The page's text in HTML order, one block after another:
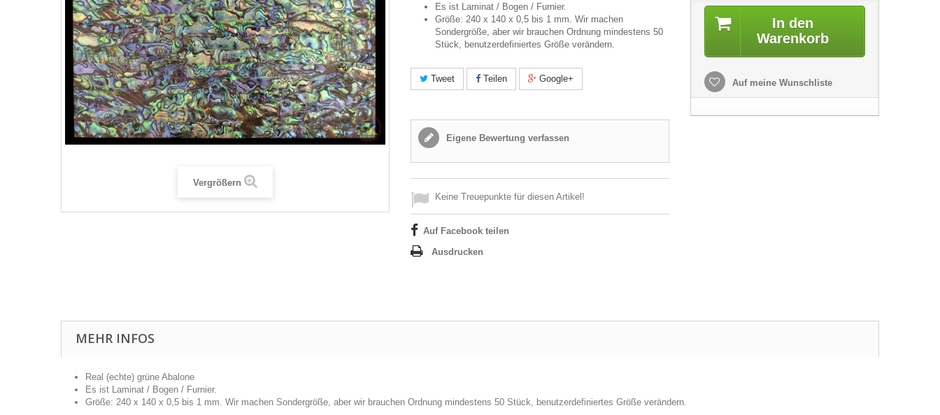
Vergrößern
Es ist Laminat / Bogen / Furnier.
Größe: 240 x 140 x 0,5 bis 1 mm. Wir machen
Sondergröße, aber wir brauchen Ordnung mindestens 50
Stück, benutzerdefiniertes Größe verändern.
Tweet Teilen Google+
Eigene Bewertung verfassen
Keine Treuepunkte für diesen Artikel!
Auf Facebook teilen
Ausdrucken
In den
Warenkorb
Auf meine Wunschliste
MEHR INFOS
Real (echte) grüne Abalone
Es ist Laminat / Bogen / Furnier.
Größe: 240 x 140 x 0,5 bis 1 mm. Wir machen Sondergröße, aber wir brauchen Ordnung mindestens 50 Stück, benutzerdefiniertes Größe verändern.